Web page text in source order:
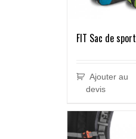
FIT Sac de sport
Ajouter au
devis